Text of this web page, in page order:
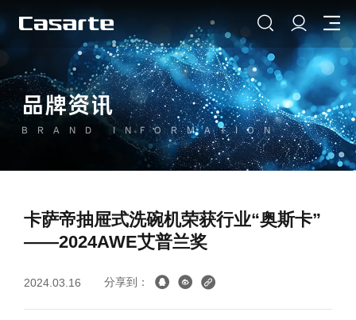
品牌资讯
BRAND INFORMATION
卡萨帝抽屉式洗碗机荣获行业“奥斯卡”
——2024AWE艾普兰奖
2024.03.16 分享到：